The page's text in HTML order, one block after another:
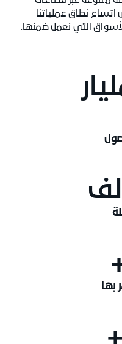
نطاق عملياتنا
التي نعمل ضمنها.
بها